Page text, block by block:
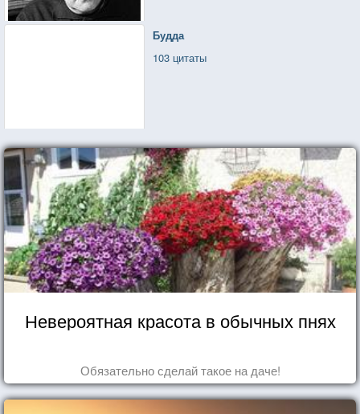
Будда
103 цитаты
Невероятная красота в обычных пнях
Обязательно сделай такое на даче!